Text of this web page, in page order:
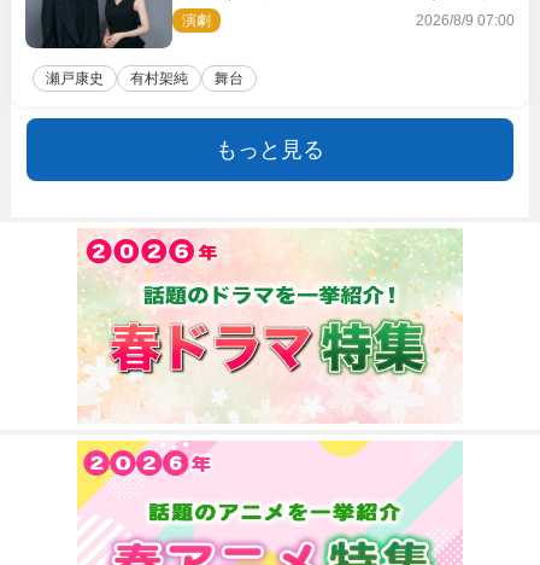
胸に舞台『キュー』に挑む
演劇 2026/8/9 07:00
瀬戸康史 有村架純 舞台
もっと見る